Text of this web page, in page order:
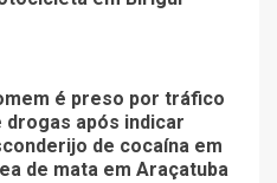
é preso por tráfico
drogas após indicar
de cocaína em
de mata em Araçatuba